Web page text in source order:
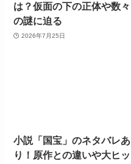
は？仮面の下の正体や数々
の謎に迫る
2026年7月25日
小説「国宝」のネタバレあ
り！原作との違いや大ヒッ